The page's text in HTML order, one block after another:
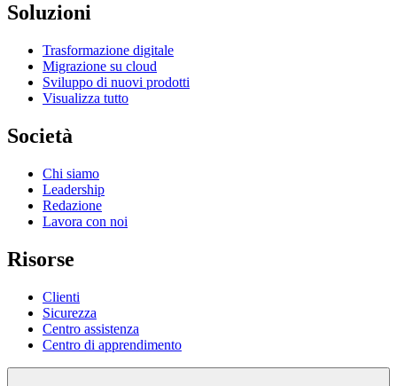
Soluzioni
Trasformazione digitale
Migrazione su cloud
Sviluppo di nuovi prodotti
Visualizza tutto
Società
Chi siamo
Leadership
Redazione
Lavora con noi
Risorse
Clienti
Sicurezza
Centro assistenza
Centro di apprendimento